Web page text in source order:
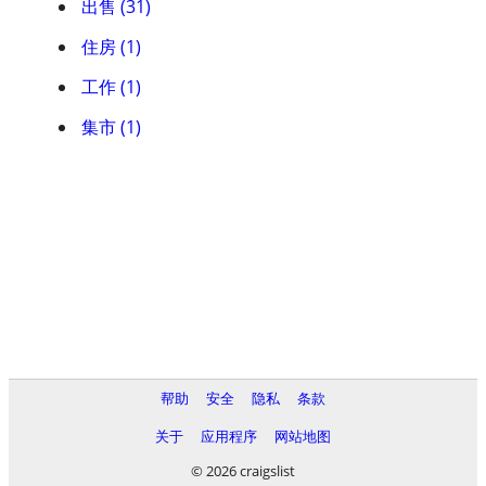
出售 (31)
住房 (1)
工作 (1)
集市 (1)
帮助 安全 隐私
条款
关于
应用程序
网站地图
© 2026 craigslist